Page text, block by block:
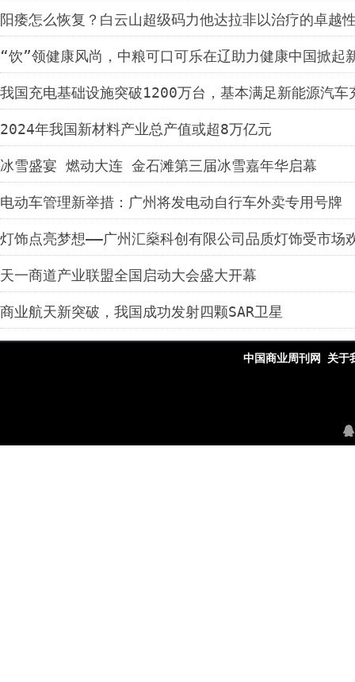
阳痿怎么恢复？白云山超级码力他达拉非以治疗的卓越
“饮”领健康风尚，中粮可口可乐在辽助力健康中国掀起
我国充电基础设施突破1200万台，基本满足新能源汽车
2024年我国新材料产业总产值或超8万亿元
冰雪盛宴 燃动大连 金石滩第三届冰雪嘉年华启幕
电动车管理新举措：广州将发电动自行车外卖专用号牌
灯饰点亮梦想——广州汇燊科创有限公司品质灯饰受市场
天一商道产业联盟全国启动大会盛大开幕
商业航天新突破，我国成功发射四颗SAR卫星
中国商业周刊网 关于